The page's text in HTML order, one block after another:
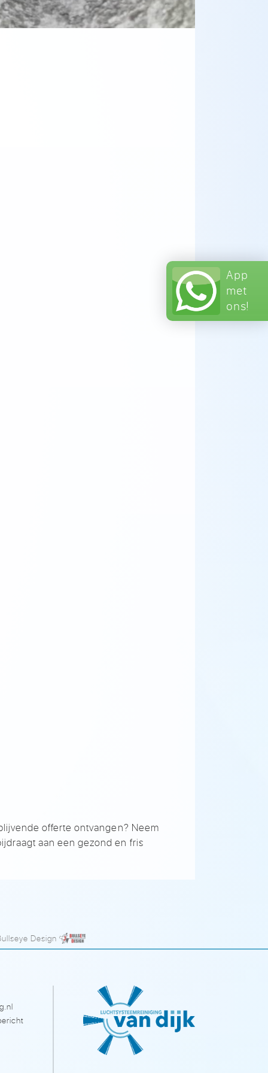
App
met
ons!
offerte ontvangen? Neem
aan een gezond en fris
Design